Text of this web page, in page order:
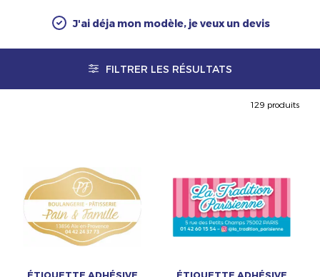
J'ai déja mon modèle, je veux un devis
FILTRER LES RÉSULTATS
129 produits
ÉTIQUETTE ADHÉSIVE
ÉTIQUETTE ADHÉSIVE